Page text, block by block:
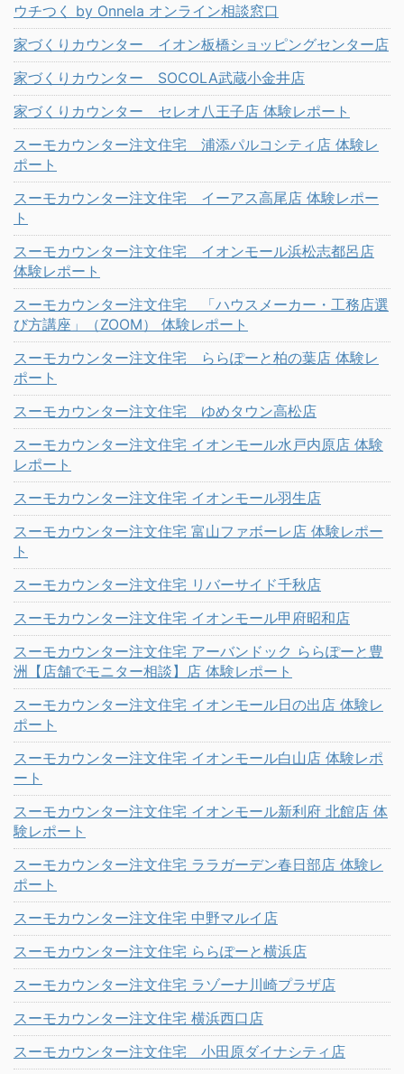
ウチつく by Onnela オンライン相談窓口
家づくりカウンター イオン板橋ショッピングセンター店
家づくりカウンター SOCOLA武蔵小金井店
家づくりカウンター セレオ八王子店 体験レポート
スーモカウンター注文住宅 浦添パルコシティ店 体験レ
ポート
スーモカウンター注文住宅 イーアス高尾店 体験レポー
ト
スーモカウンター注文住宅 イオンモール浜松志都呂店
体験レポート
スーモカウンター注文住宅 「ハウスメーカー・工務店選
び方講座」（ZOOM） 体験レポート
スーモカウンター注文住宅 ららぽーと柏の葉店 体験レ
ポート
スーモカウンター注文住宅 ゆめタウン高松店
スーモカウンター注文住宅 イオンモール水戸内原店 体験
レポート
スーモカウンター注文住宅 イオンモール羽生店
スーモカウンター注文住宅 富山ファボーレ店 体験レポー
ト
スーモカウンター注文住宅 リバーサイド千秋店
スーモカウンター注文住宅 イオンモール甲府昭和店
スーモカウンター注文住宅 アーバンドック ららぽーと豊
洲【店舗でモニター相談】店 体験レポート
スーモカウンター注文住宅 イオンモール日の出店 体験レ
ポート
スーモカウンター注文住宅 イオンモール白山店 体験レポ
ート
スーモカウンター注文住宅 イオンモール新利府 北館店 体
験レポート
スーモカウンター注文住宅 ララガーデン春日部店 体験レ
ポート
スーモカウンター注文住宅 中野マルイ店
スーモカウンター注文住宅 ららぽーと横浜店
スーモカウンター注文住宅 ラゾーナ川崎プラザ店
スーモカウンター注文住宅 横浜西口店
スーモカウンター注文住宅 小田原ダイナシティ店